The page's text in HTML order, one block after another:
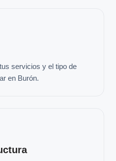
servicios y el tipo de
en Burón.